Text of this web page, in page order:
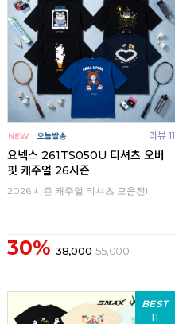
리뷰 11
요넥스 261TS050U 티셔츠 오버
핏 캐주얼 26시즌
2026 시즌 캐주얼 티셔츠 모음전!
30% 38,000 55,000
BEST
11